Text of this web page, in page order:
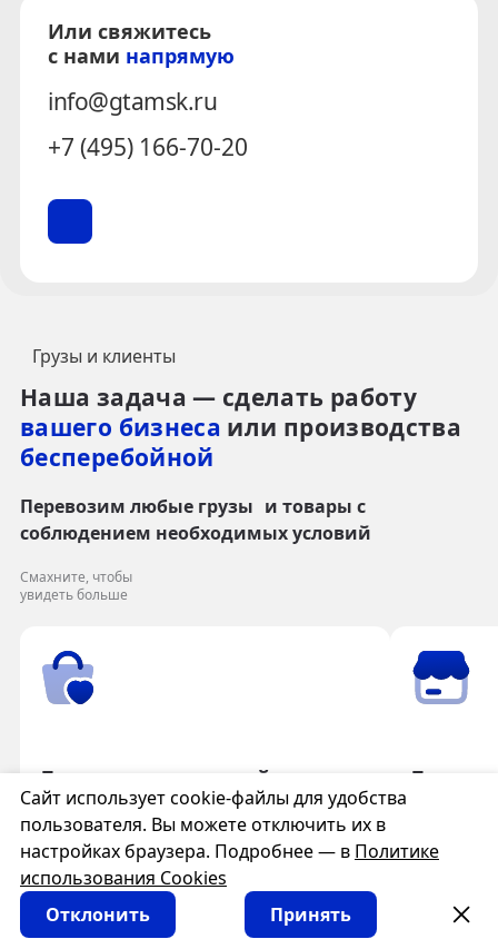
Или свяжитесь
с нами напрямую
info@gtamsk.ru
+7 (495) 166-70-20
Грузы и клиенты
Наша задача — сделать работу
вашего бизнеса или производства
бесперебойной
Перевозим любые грузы и товары с
соблюдением необходимых условий
Смахните, чтобы
увидеть больше
Товары для розничной торговли Товары
Мы работаем как с крупными клиентами, так
и с частными лицами
Сайт использует cookie-файлы для удобства
пользователя. Вы можете отключить их в
настройках браузера. Подробнее — в Политике
использования Cookies
Отклонить
Принять